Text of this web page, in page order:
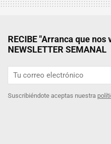
RECIBE "Arranca que nos
NEWSLETTER SEMANAL
Suscribiéndote aceptas nuestra